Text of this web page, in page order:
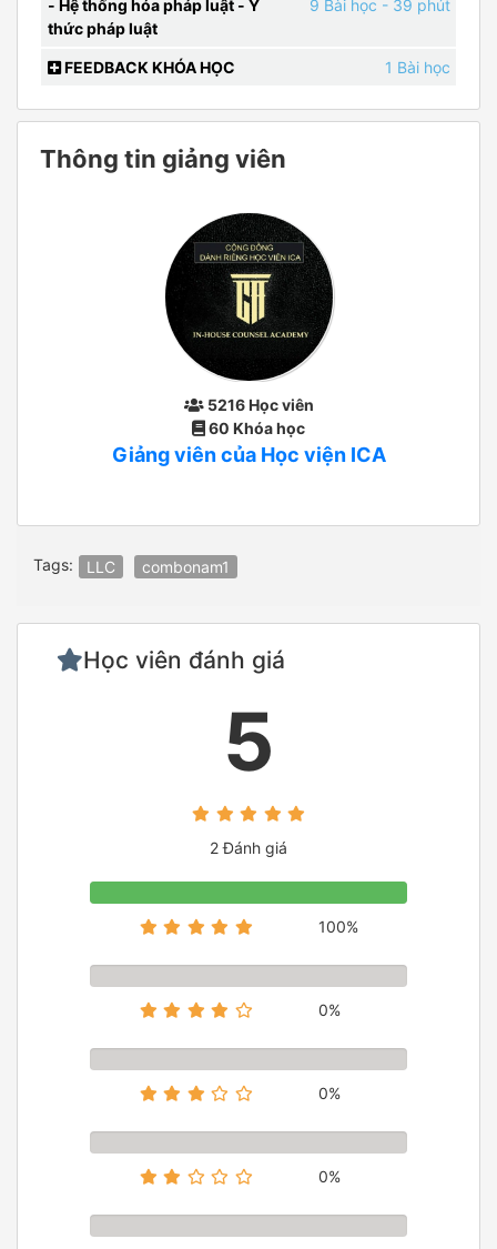
- Hệ thống hóa pháp luật - Ý
thức pháp luật
9 Bài học - 39 phút
FEEDBACK KHÓA HỌC 1 Bài học
Thông tin giảng viên
5216 Học viên
60 Khóa học
Giảng viên của Học viện ICA
Tags: LLC combonam1
Học viên đánh giá
5
2 Đánh giá
100%
0%
0%
0%